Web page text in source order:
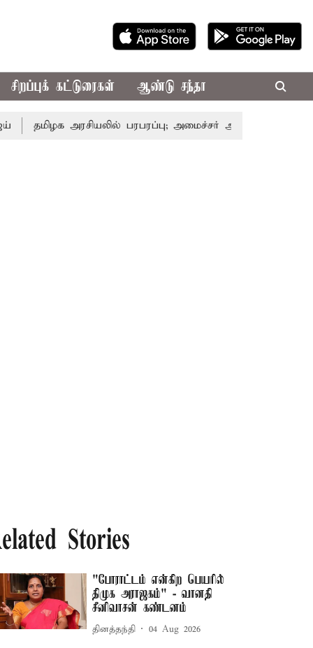
சிறப்புக் கட்டுரைகள் ஆண்டு சந்தா
அரசியலில் பரபரப்பு; அமைச்சர் ஆனந்த் உடன் சி.வி.
Stories
"போராட்டம் என்கிற பெயரில்
திமுக அராஜகம்" - வானதி
சீனிவாசன் கண்டனம்
தினத்தந்தி 04 Aug 2026